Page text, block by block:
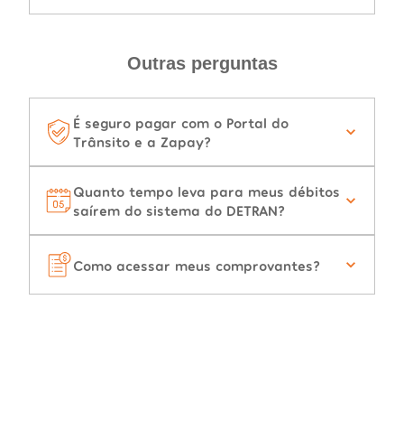
Outras perguntas
É seguro pagar com o Portal do
Trânsito e a Zapay?
Quanto tempo leva para meus débitos
saírem do sistema do DETRAN?
Como acessar meus comprovantes?